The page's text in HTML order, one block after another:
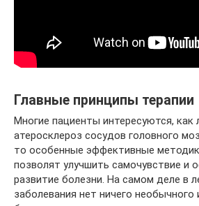
Главные принципы терапии
Многие пациенты интересуются, как
атеросклероз сосудов головного
то особенные эффективные
позволят улучшить самочувствие и
развитие болезни. На самом деле в
заболевания нет ничего необычного